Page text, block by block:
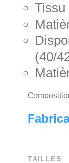
Tissu
(40/
TAILLES